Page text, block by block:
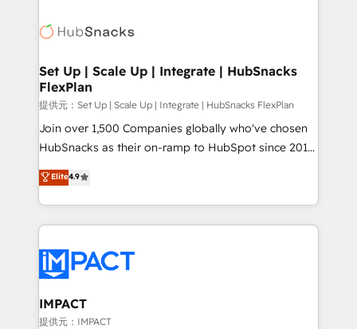
WooCommerce, BuilderTrend, and more Experience
the difference — reach out to see how AI + HubSpot
HubSpot development: websites, custom modules,
marketing, advertising, campaigns, content and
design We connect people, data and technology to
improve customer experiences. With our bright
people, exciting ideas and can-do mentality, we
ensure revenue growth on a daily basis. So tell us
team of 100+ experts is ready for you! Driving digital
growth | www.brightdigital.com
Set Up | Scale Up | Integrate | HubSnacks
FlexPlan
提供元：Set Up | Scale Up | Integrate | HubSnacks FlexPlan
Join over 1,500 Companies globally who've chosen
HubSnacks as their on-ramp to HubSpot since 2014
Simple pay-as-you-go plans that accelerate value...
1️⃣ Set Up | Onboarding New or Check-fixing existing
HubSpot portals 2️⃣ Scale Up | 100% HubSpot Task
Execution... Global 24/7 ... All Experts 3️⃣ Integrate |
Slash months from your API Integration project... ⬅️
Click "Contact Business" ⬅️ to access 150+ Kickstart
Integration templates that put HubSpot in the center
of your tech stack, syncing... 🛍️ Shopify or
Elite4.9
IMPACT
提供元：IMPACT